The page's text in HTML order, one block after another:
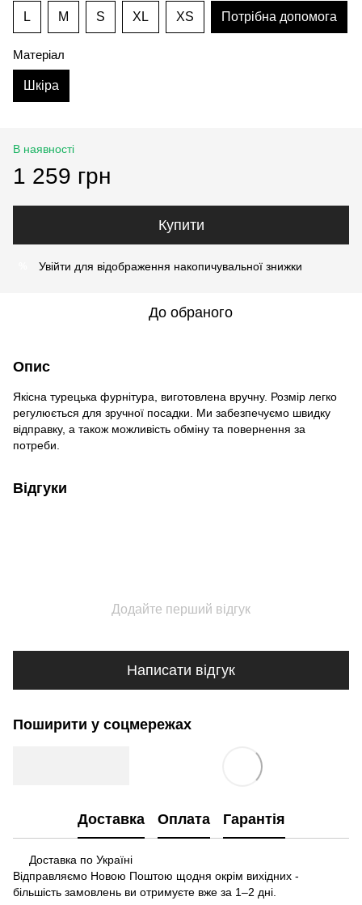
L M S XL XS Потрібна допомога
Матеріал
Шкіра
В наявності
1 259 грн
Купити
Увійти для відображення накопичувальної знижки
До обраного
Опис
Якісна турецька фурнітура, виготовлена вручну. Розмір легко
регулюється для зручної посадки. Ми забезпечуємо швидку
відправку, а також можливість обміну та повернення за
потреби.
Відгуки
Додайте перший відгук
Написати відгук
Поширити у соцмережах
Доставка Оплата Гарантія
Доставка по Україні
Відправляємо Новою Поштою щодня окрім вихідних -
більшість замовлень ви отримуєте вже за 1–2 дні.